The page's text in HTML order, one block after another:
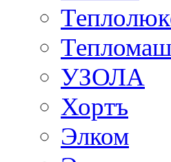
Тепломаш
УЗОЛА
Хортъ
Элком